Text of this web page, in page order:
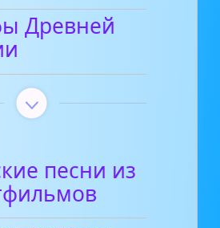
Древней
песни из